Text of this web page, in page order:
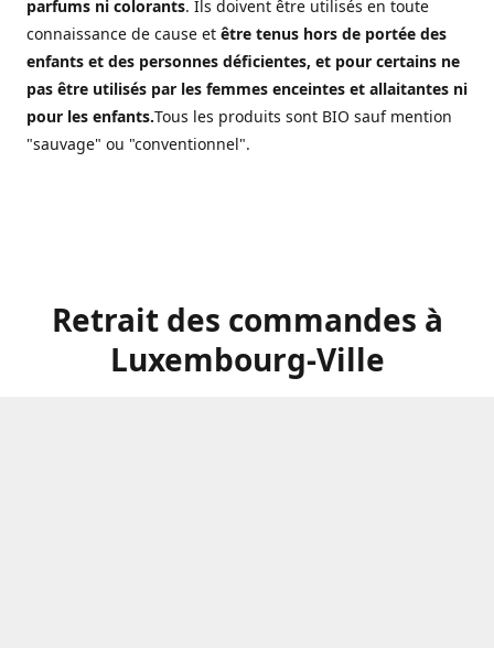
parfums ni colorants. Ils doivent être utilisés en toute
connaissance de cause et être tenus hors de portée des
enfants et des personnes déficientes, et pour certains ne
pas être utilisés par les femmes enceintes et allaitantes ni
pour les enfants.Tous les produits sont BIO sauf mention
"sauvage" ou "conventionnel".
Retrait des commandes à
Luxembourg-Ville